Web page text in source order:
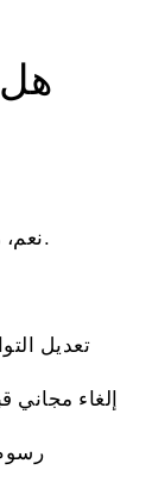
هل
نعم، مع سياسات إلغاء مرنة عند الحجز المباشر.
تعديل التواريخ
إلغاء مجاني قبل 72 ساعة (حسب العرض